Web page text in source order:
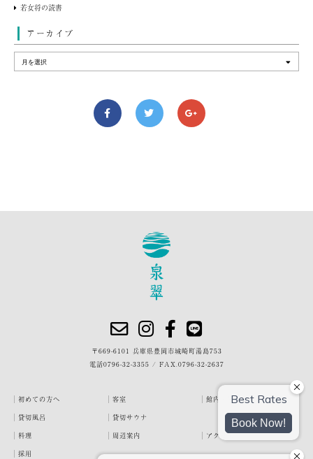
若女将の読書
アーカイブ
〒669-6101 兵庫県豊岡市城崎町湯島753
電話0796-32-3355 / FAX.0796-32-2637
初めての方へ 客室
館内・施設
貸切風呂
貸切サウナ
料理
周辺案内
アクセス
採用